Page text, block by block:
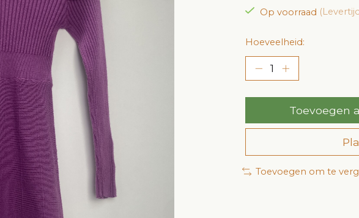
Op voorraad
Hoeveelheid:
Toevoegen
Toevoegen om te